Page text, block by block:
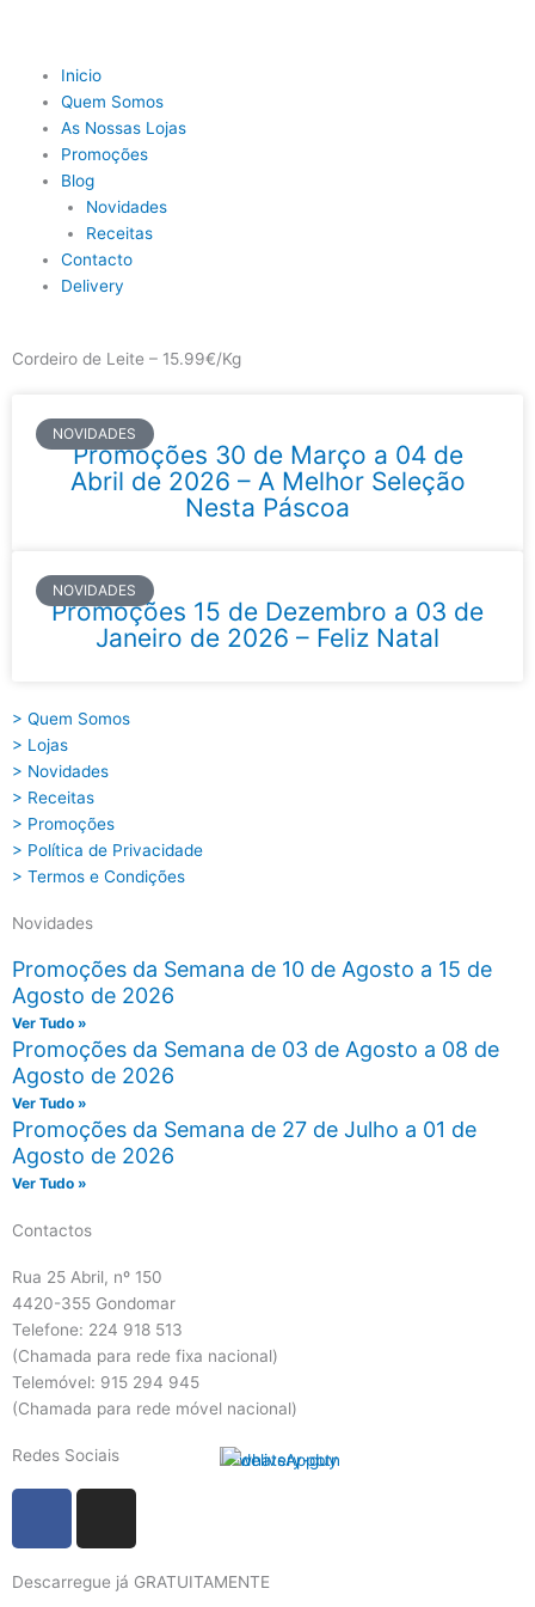
Main
Menu
Inicio
Quem Somos
As Nossas Lojas
Promoções
Blog
Novidades
Receitas
Contacto
Delivery
Cordeiro de Leite – 15.99€/Kg
NOVIDADES
Promoções 30 de Março a 04 de
Abril de 2026 – A Melhor Seleção
Nesta Páscoa
NOVIDADES
Promoções 15 de Dezembro a 03 de
Janeiro de 2026 – Feliz Natal
> Quem Somos
> Lojas
> Novidades
> Receitas
> Promoções
> Política de Privacidade
> Termos e Condições
Novidades
Promoções da Semana de 10 de Agosto a 15 de
Agosto de 2026
Ver Tudo »
Promoções da Semana de 03 de Agosto a 08 de
Agosto de 2026
Ver Tudo »
Promoções da Semana de 27 de Julho a 01 de
Agosto de 2026
Ver Tudo »
Contactos
Rua 25 Abril, nº 150
4420-355 Gondomar
Telefone: 224 918 513
(Chamada para rede fixa nacional)
Telemóvel: 915 294 945
(Chamada para rede móvel nacional)
Redes Sociais
e
t
Descarregue já GRATUITAMENTE